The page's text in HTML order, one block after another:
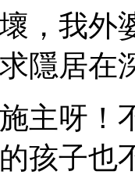
，我外
隱居在
主呀！
孩子也